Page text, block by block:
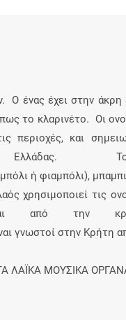
O ένας έχει στην
το κλαρινέτο. Oι
περιοχές, και
Eλλάδας.
ή φιαμπόλι),
χρησιμοποιεί τις
από την
γνωστοί στην Kρήτη
ΛΑΪΚΑ ΜΟΥΣΙΚΑ